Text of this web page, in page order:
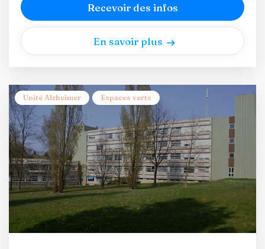
Recevoir des infos
En savoir plus
Unité Alzheimer Espaces verts